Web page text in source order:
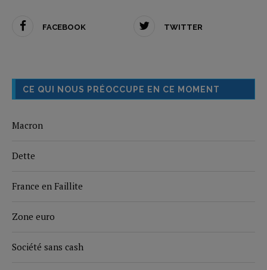
FACEBOOK TWITTER
CE QUI NOUS PRÉOCCUPE EN CE MOMENT
Macron
Dette
France en Faillite
Zone euro
Société sans cash